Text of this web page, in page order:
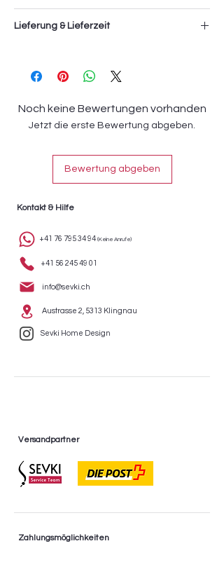
1x Rabbit Kopfteil
Lieferung & Lieferzeit
Servicegebühr (Transport und Montage)
zusätzlich an der Kasse verrechnet.
Die Lieferzeit beträgt4-6 Wochen.
Noch keine Bewertungen vorhanden
Jetzt die erste Bewertung abgeben.
Bewertung abgeben
Kontakt & Hilfe
+41 76 795 34 94 (Keine Anrufe)
+41 56 245 49 01
info@sevki.ch
Austrasse 2, 5313 Klingnau
Sevki Home Design
Versandpartner
Zahlungsmöglichkeiten